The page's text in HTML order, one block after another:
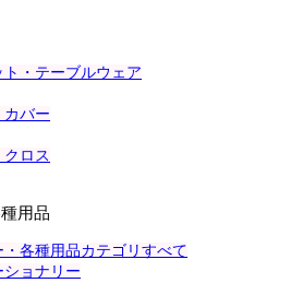
・テーブルウェア
カバー
ロス
用品
各種用品カテゴリすべて
ョナリー